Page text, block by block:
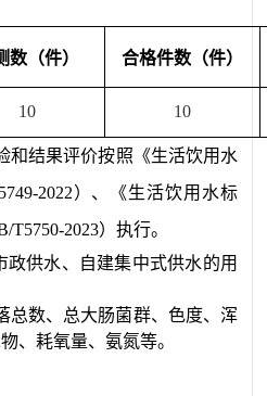
数（件） 合格件数（件）
10 10
和结果评价按照《生活饮用水
2022）、《生活饮用水标
T5750-2023）执行。
政供水、自建集中式供水的用
总数、总大肠菌群、色度、浑
、耗氧量、氨氮等。